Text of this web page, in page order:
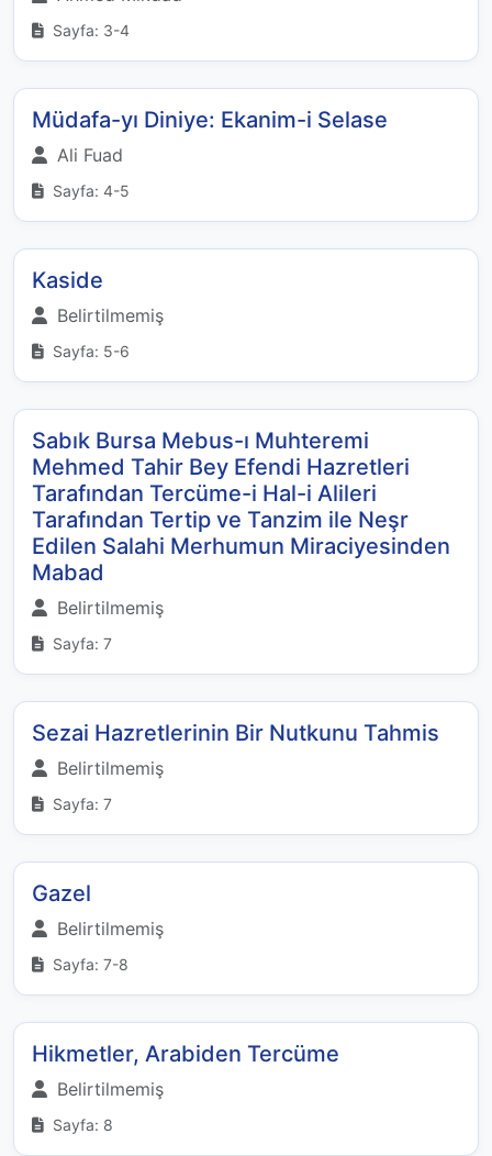
Sayfa: 3-4
Müdafa-yı Diniye: Ekanim-i Selase
Ali Fuad
Sayfa: 4-5
Kaside
Belirtilmemiş
Sayfa: 5-6
Sabık Bursa Mebus-ı Muhteremi
Mehmed Tahir Bey Efendi Hazretleri
Tarafından Tercüme-i Hal-i Alileri
Tarafından Tertip ve Tanzim ile Neşr
Edilen Salahi Merhumun Miraciyesinden
Mabad
Belirtilmemiş
Sayfa: 7
Sezai Hazretlerinin Bir Nutkunu Tahmis
Belirtilmemiş
Sayfa: 7
Gazel
Belirtilmemiş
Sayfa: 7-8
Hikmetler, Arabiden Tercüme
Belirtilmemiş
Sayfa: 8